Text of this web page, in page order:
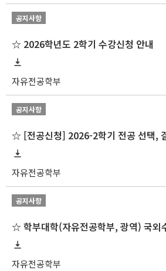
공지사항
☆ 2026학년도 2학기 수강신청 안내
자유전공학부
공지사항
자유전공학부
공지사항
자유전공학부